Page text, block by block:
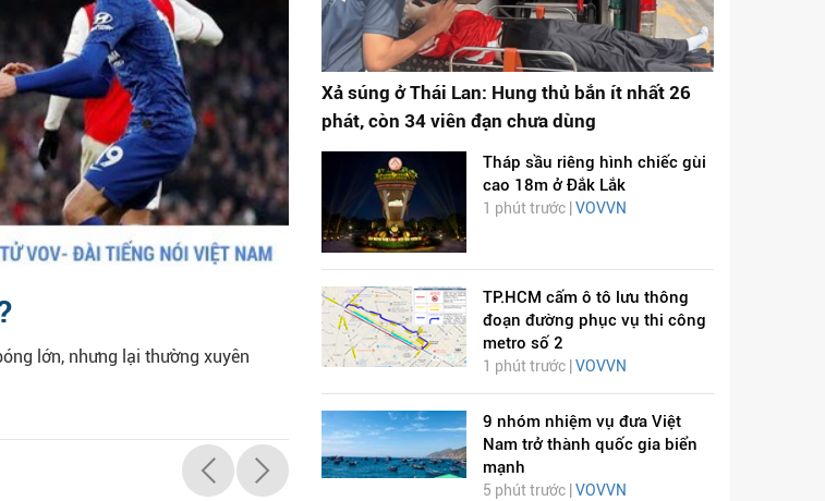
lớn, nhưng lại thường xuyên
Xả súng ở Thái Lan: Hung thủ bắn ít nhất 26
phát, còn 34 viên đạn chưa dùng
Tháp sầu riêng hình chiếc gùi
cao 18m ở Đắk Lắk
1 phút trước | VOVVN
TP.HCM cấm ô tô lưu thông
đoạn đường phục vụ thi công
metro số 2
1 phút trước | VOVVN
9 nhóm nhiệm vụ đưa Việt
Nam trở thành quốc gia biển
mạnh
5 phút trước | VOVVN